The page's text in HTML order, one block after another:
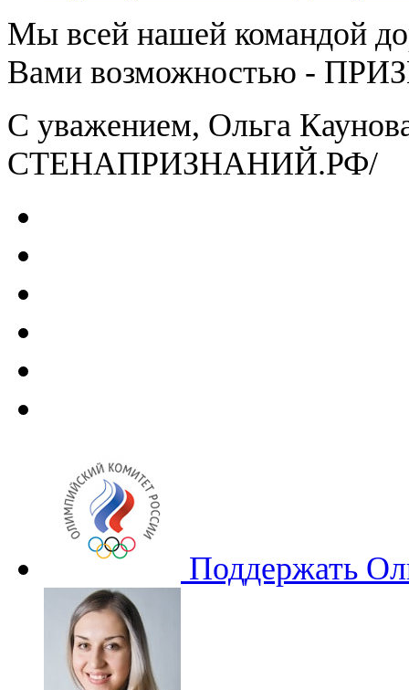
Мы всей нашей командой
Вами возможностью -
С уважением, Ольга
СТЕНАПРИЗНАНИЙ.РФ/
Поддержать